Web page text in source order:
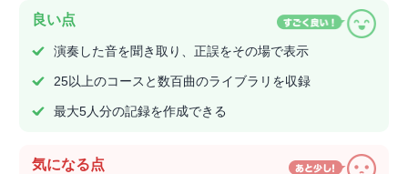
良い点
演奏した音を聞き取り、正誤をその場で表示
25以上のコースと数百曲のライブラリを収録
最大5人分の記録を作成できる
気になる点